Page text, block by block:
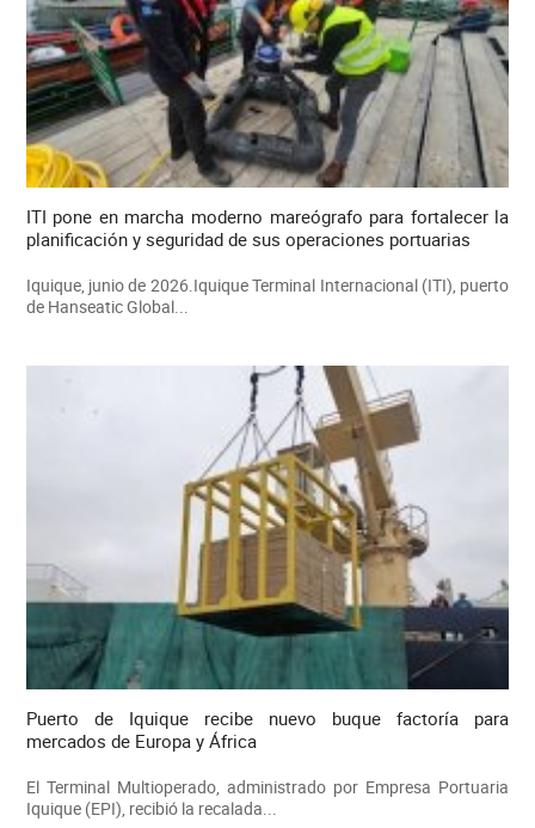
ITI pone en marcha moderno mareógrafo para fortalecer la
planificación y seguridad de sus operaciones portuarias
Iquique, junio de 2026.Iquique Terminal Internacional (ITI), puerto
de Hanseatic Global...
Puerto de Iquique recibe nuevo buque factoría para
mercados de Europa y África
El Terminal Multioperado, administrado por Empresa Portuaria
Iquique (EPI), recibió la recalada...